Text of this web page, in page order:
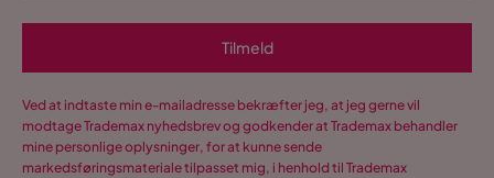
Tilmeld
Ved at indtaste min e-mailadresse bekræfter jeg, at jeg gerne vil
modtage Trademax nyhedsbrev og godkender at Trademax behandler
mine personlige oplysninger, for at kunne sende
markedsføringsmateriale tilpasset mig, i henhold til Trademax